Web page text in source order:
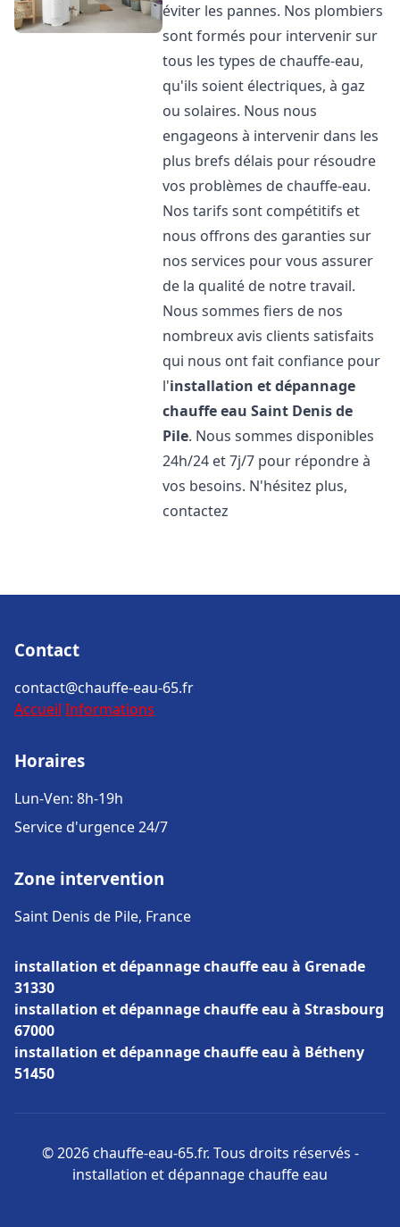
éviter les pannes. Nos plombiers
sont formés pour intervenir sur
tous les types de chauffe-eau,
qu'ils soient électriques, à gaz
ou solaires. Nous nous
engageons à intervenir dans les
plus brefs délais pour résoudre
vos problèmes de chauffe-eau.
Nos tarifs sont compétitifs et
nous offrons des garanties sur
nos services pour vous assurer
de la qualité de notre travail.
Nous sommes fiers de nos
nombreux avis clients satisfaits
qui nous ont fait confiance pour
l'installation et dépannage
chauffe eau Saint Denis de
Pile. Nous sommes disponibles
24h/24 et 7j/7 pour répondre à
vos besoins. N'hésitez plus,
contactez
Contact
contact@chauffe-eau-65.fr
Accueil Informations
Horaires
Lun-Ven: 8h-19h
Service d'urgence 24/7
Zone intervention
Saint Denis de Pile, France
installation et dépannage chauffe eau à Grenade
31330
installation et dépannage chauffe eau à Strasbourg
67000
installation et dépannage chauffe eau à Bétheny
51450
© 2026 chauffe-eau-65.fr. Tous droits réservés -
installation et dépannage chauffe eau